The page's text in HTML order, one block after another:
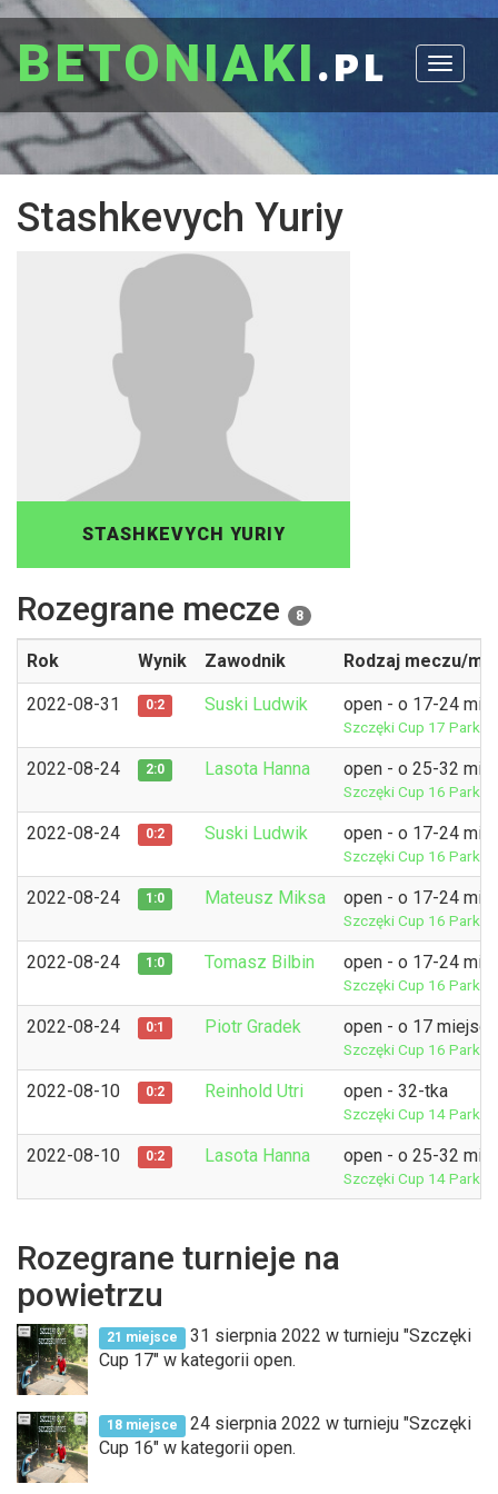
Toggle
BETONIAKI.pl
Stashkevych Yuriy
STASHKEVYCH YURIY
Rozegrane mecze 8
Rok Wynik Zawodnik Rodzaj meczu/
2022-08-31 0:2 Suski Ludwik open - o 17-24
Szczęki Cup 17 Park
2022-08-24 2:0 Lasota Hanna open - o 25-32
Szczęki Cup 16 Park
2022-08-24 0:2 Suski Ludwik open - o 17-24
Szczęki Cup 16 Park
2022-08-24 1:0 Mateusz Miksa open - o 17-24
Szczęki Cup 16 Park
2022-08-24 1:0 Tomasz Bilbin open - o 17-24
Szczęki Cup 16 Park
2022-08-24 0:1 Piotr Gradek open - o 17 miejsce
Szczęki Cup 16 Park
2022-08-10 0:2 Reinhold Utri open - 32-tka
Szczęki Cup 14Park
2022-08-10 0:2 Lasota Hanna open - o 25-32
Szczęki Cup 14Park
Rozegrane turnieje na
powietrzu
21 miejsce
31 sierpnia 2022 w turnieju "Szczęki
Cup 17" w kategorii open.
18 miejsce
24 sierpnia 2022 w turnieju "Szczęki
Cup 16" w kategorii open.